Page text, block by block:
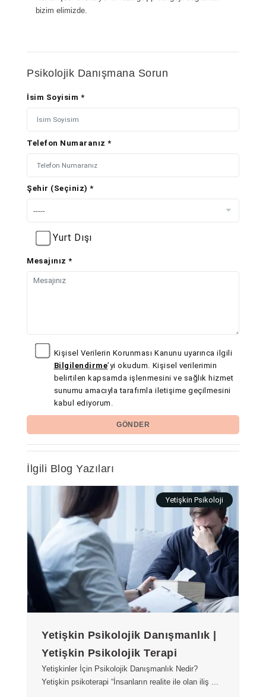
bizim elimizde.
Psikolojik Danışmana Sorun
İsim Soyisim *
Telefon Numaranız *
Şehir (Seçiniz) *
Yurt Dışı
Mesajınız *
Kişisel Verilerin Korunması Kanunu uyarınca ilgili
Bilgilendirme’yi okudum. Kişisel verilerimin
belirtilen kapsamda işlenmesini ve sağlık hizmet
sunumu amacıyla tarafımla iletişime geçilmesini
kabul ediyorum.
GÖNDER
İlgili Blog Yazıları
Yetişkin Psikoloji
Yetişkin Psikolojik Danışmanlık |
Yetişkin Psikolojik Terapi
Yetişkinler İçin Psikolojik Danışmanlık Nedir?
Yetişkin psikoterapi “İnsanların realite ile olan iliş ...